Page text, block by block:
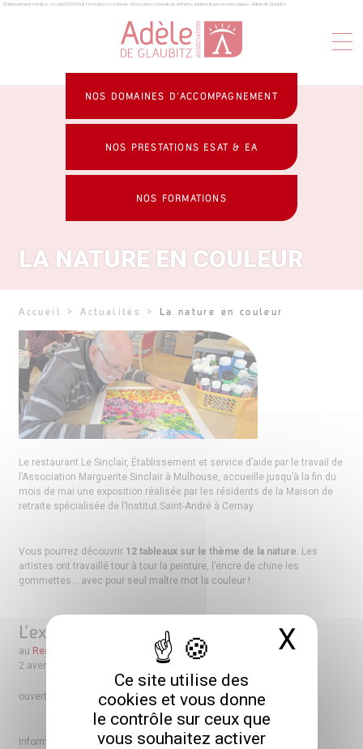
Panneau de gestion des cookies
Ce site utilise des
cookies et vous donne
le contrôle sur ceux que
vous souhaitez activer
X
Établissement médico-social, ESAT, EA & formation continue : Association handicap, enfants, adultes & personnes âgées - Adèle de Glaubitz
NOS DOMAINES D’ACCOMPAGNEMENT
NOS PRESTATIONS ESAT & EA
NOS FORMATIONS
LA NATURE EN COULEUR
Accueil >Actualités > La nature en couleur
Le restaurant Le Sinclair, Établissement et service d’aide par le travail de
l’Association Marguerite Sinclair à Mulhouse, accueille jusqu’à la fin du
mois de mai une exposition réalisée par les résidents de la Maison de
retraite spécialisée de l’Institut Saint-André à Cernay.
Vous pourrez découvrir 12 tableaux sur le thème de la nature. Les
artistes ont travaillé tour à tour la peinture, l’encre de chine les
gommettes… avec pour seul maître mot la couleur !
L’exposition est visible jusqu’au 31 mai
au Restaurant Le Sinclair
2 avenue du Maréchal-Joffre à Mulhouse,
ouvert du lundi au vendredi de 11 h 45 à 13 h 45.
Informations et réservations au 03 89 56 69 13.